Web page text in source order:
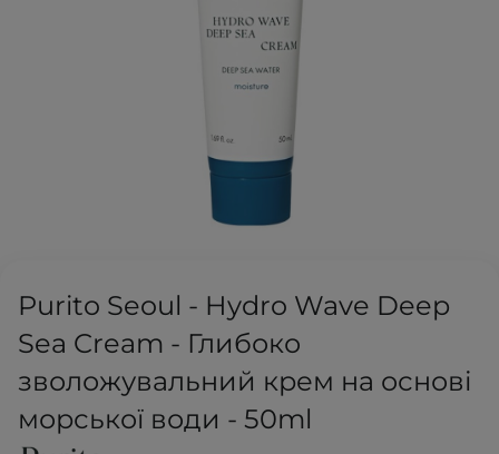
Purito Seoul - Hydro Wave Deep
Sea Cream - Глибоко
зволожувальний крем на основі
морської води - 50ml